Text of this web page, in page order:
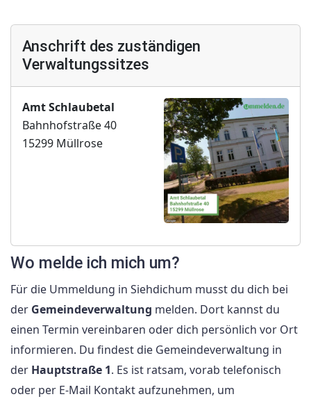
Anschrift des zuständigen
Verwaltungssitzes
Amt Schlaubetal
Bahnhofstraße 40
15299 Müllrose
Wo melde ich mich um?
Für die Ummeldung in Siehdichum musst du dich bei
der Gemeindeverwaltung melden. Dort kannst du
einen Termin vereinbaren oder dich persönlich vor Ort
informieren. Du findest die Gemeindeverwaltung in
der Hauptstraße 1. Es ist ratsam, vorab telefonisch
oder per E-Mail Kontakt aufzunehmen, um